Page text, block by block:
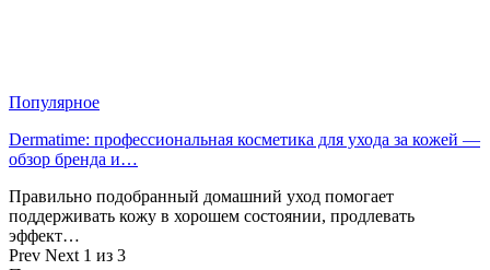
Популярное
Dermatime: профессиональная косметика для ухода за кожей —
обзор бренда и…
Правильно подобранный домашний уход помогает
поддерживать кожу в хорошем состоянии, продлевать
эффект…
Prev Next 1 из 3